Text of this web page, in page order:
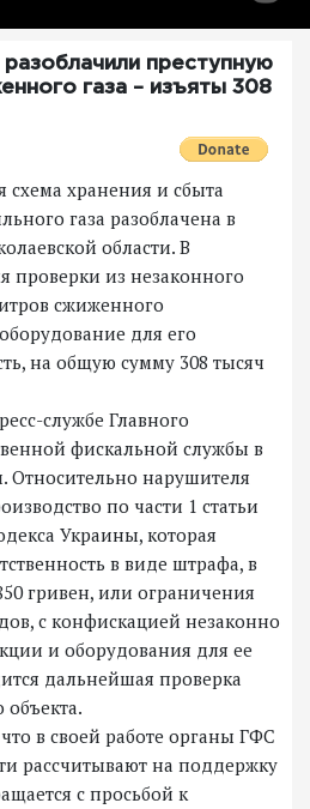
преступную
газа – изъяты 308
схема хранения и сбыта
газа разоблачена в
области. В
проверки из незаконного
сжиженного
для его
на общую сумму 308 тысяч
службе Главного
фискальной службы в
Относительно нарушителя
по части 1 статьи
Украины, которая
в виде штрафа, в
гривен, или ограничения
с конфискацией незаконно
и оборудования для ее
дальнейшая проверка
объекта.
в своей работе органы ГФС
рассчитывают на поддержку
с просьбой к